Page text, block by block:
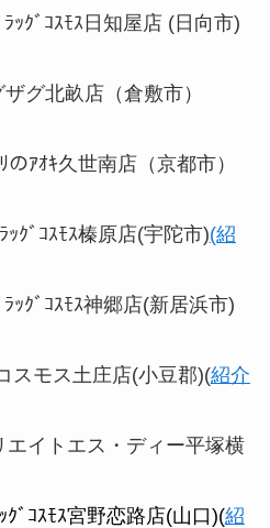
ｯｸﾞｺｽﾓｽ日知屋店 (日向市)
グ北畝店（倉敷市）
ｱｵｷ久世南店（京都市）
ｯｸﾞｺｽﾓｽ榛原店(宇陀市)(紹
ｯｸﾞｺｽﾓｽ神郷店(新居浜市)
スモス土庄店(小豆郡)(紹介
エイトエス・ディー平塚横
ｸﾞｺｽﾓｽ宮野恋路店(山口)(紹